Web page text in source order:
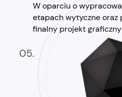
W oparciu o
etapach wytyczne oraz
finalny projekt
05.